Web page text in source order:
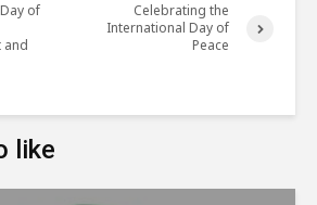
of
and
Celebrating the
International Day of
Peace
like